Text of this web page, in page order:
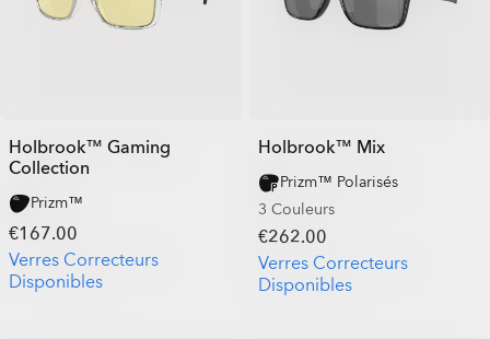
Holbrook™ Gaming
Collection
Prizm™
€167.00
Verres Correcteurs
Disponibles
Holbrook™ Mix
Prizm™ Polarisés
3 Couleurs
€262.00
Verres Correcteurs
Disponibles